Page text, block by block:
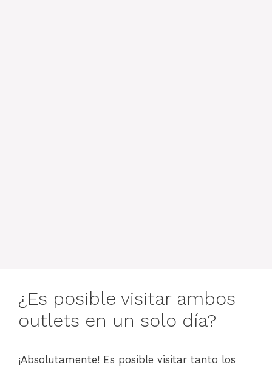
¿Es posible visitar ambos
outlets en un solo día?
¡Absolutamente! Es posible visitar tanto los